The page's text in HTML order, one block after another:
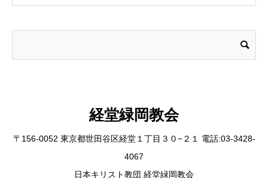
経堂緑岡教会
〒156-0052 東京都世田谷区経堂１丁目３０−２１ 電話:03-3428-
4067
日本キリスト教団 経堂緑岡教会